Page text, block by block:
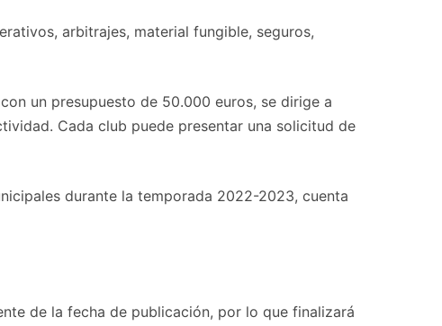
arbitrajes, material fungible, seguros,
un presupuesto de 50.000 euros, se dirige a
Cada club puede presentar una solicitud de
durante la temporada 2022-2023, cuenta
de la fecha de publicación, por lo que finalizará